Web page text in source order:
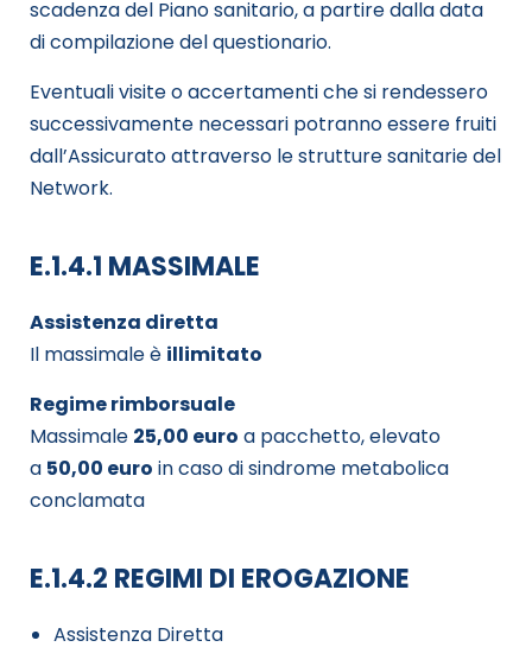
scadenza del Piano sanitario, a partire dalla data
di compilazione del questionario.
Eventuali visite o accertamenti che si rendessero
successivamente necessari potranno essere fruiti
dall’Assicurato attraverso le strutture sanitarie del
Network.
E.1.4.1 MASSIMALE
Assistenza diretta
Il massimale è illimitato
Regime rimborsuale
Massimale 25,00 euro a pacchetto, elevato
a 50,00 euro in caso di sindrome metabolica
conclamata
E.1.4.2 REGIMI DI EROGAZIONE
Assistenza Diretta